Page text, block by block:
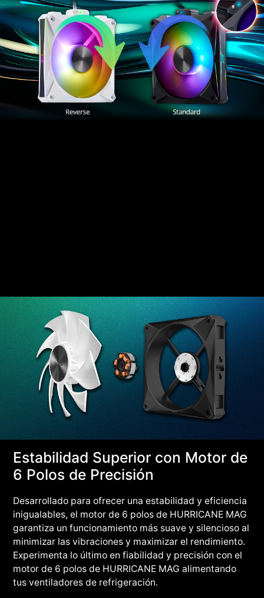
Estabilidad Superior con Motor de
6 Polos de Precisión
Desarrollado para ofrecer una estabilidad y eficiencia
inigualables, el motor de 6 polos de HURRICANE MAG
garantiza un funcionamiento más suave y silencioso al
minimizar las vibraciones y maximizar el rendimiento.
Experimenta lo último en fiabilidad y precisión con el
motor de 6 polos de HURRICANE MAG alimentando
tus ventiladores de refrigeración.